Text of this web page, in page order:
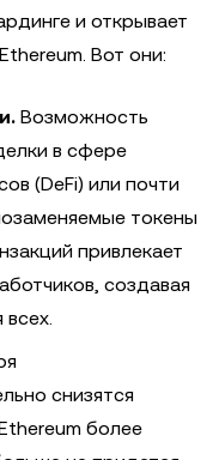
и открывает
Вот они:
Возможность
в сфере
(DeFi) или почти
токены
привлекает
создавая
снизятся
более